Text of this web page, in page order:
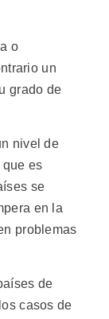
o
un
grado de
nivel de
es
se
en la
problemas
de
casos de